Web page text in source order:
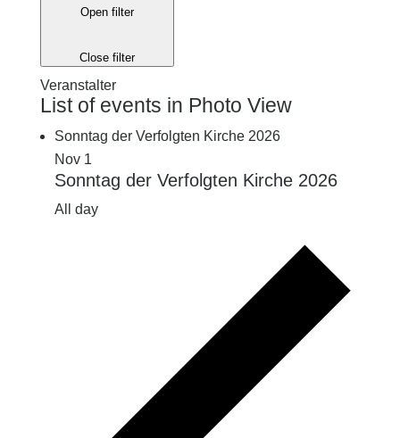
Open filter
Close filter
Veranstalter
List of events in Photo View
Sonntag der Verfolgten Kirche 2026
Nov 1
Sonntag der Verfolgten Kirche 2026
All day